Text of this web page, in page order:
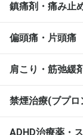
鎮痛剤・痛み止
偏頭痛・片頭痛
肩こり・筋弛緩
禁煙治療(ブプ
ADHD治療薬・